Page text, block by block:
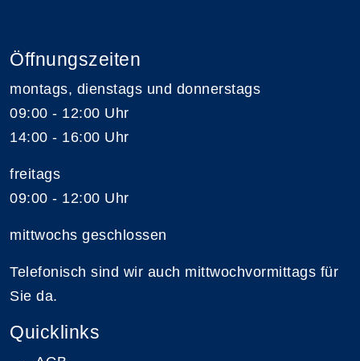
Öffnungszeiten
montags, dienstags und donnerstags
09:00 - 12:00 Uhr
14:00 - 16:00 Uhr
freitags
09:00 - 12:00 Uhr
mittwochs geschlossen
Telefonisch sind wir auch mittwochvormittags für
Sie da.
Quicklinks